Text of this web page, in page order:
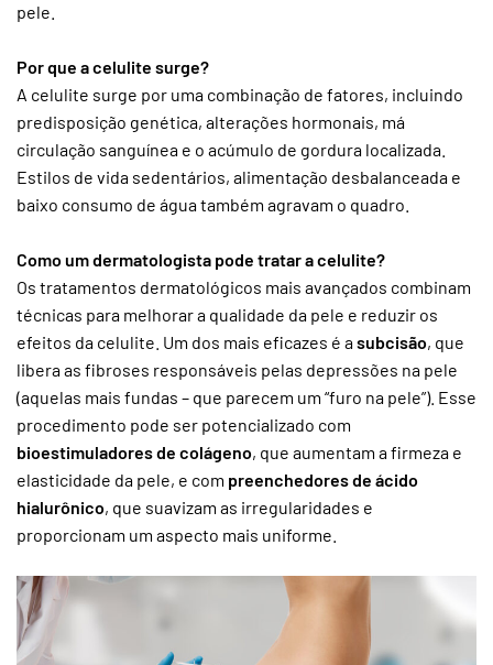
pele.
Por que a celulite surge?
A celulite surge por uma combinação de fatores, incluindo
predisposição genética, alterações hormonais, má
circulação sanguínea e o acúmulo de gordura localizada.
Estilos de vida sedentários, alimentação desbalanceada e
baixo consumo de água também agravam o quadro.
Como um dermatologista pode tratar a celulite?
Os tratamentos dermatológicos mais avançados combinam
técnicas para melhorar a qualidade da pele e reduzir os
efeitos da celulite. Um dos mais eficazes é asubcisão, que
libera as fibroses responsáveis pelas depressões na pele
(aquelas mais fundas – que parecem um “furo na pele”). Esse
procedimento pode ser potencializado com
bioestimuladores de colágeno, que aumentam a firmeza e
elasticidade da pele, e com preenchedores de ácido
hialurônico, que suavizam as irregularidades e
proporcionam um aspecto mais uniforme.